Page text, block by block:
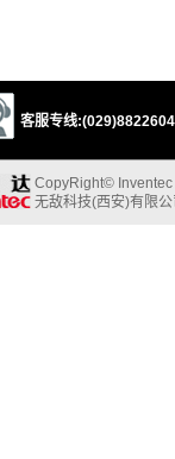
客服专线
CopyRight© Inventec
无敌科技(西安)有限